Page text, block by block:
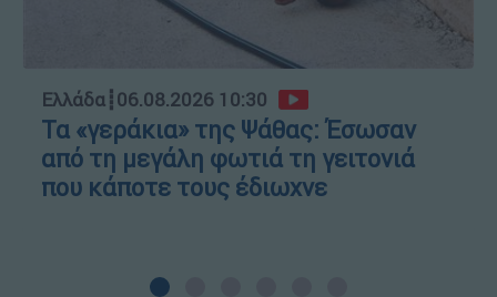
Ελλάδα┋06.08.2026 10:30
Τα «γεράκια» της Ψάθας: Έσωσαν
από τη μεγάλη φωτιά τη γειτονιά
που κάποτε τους έδιωχνε